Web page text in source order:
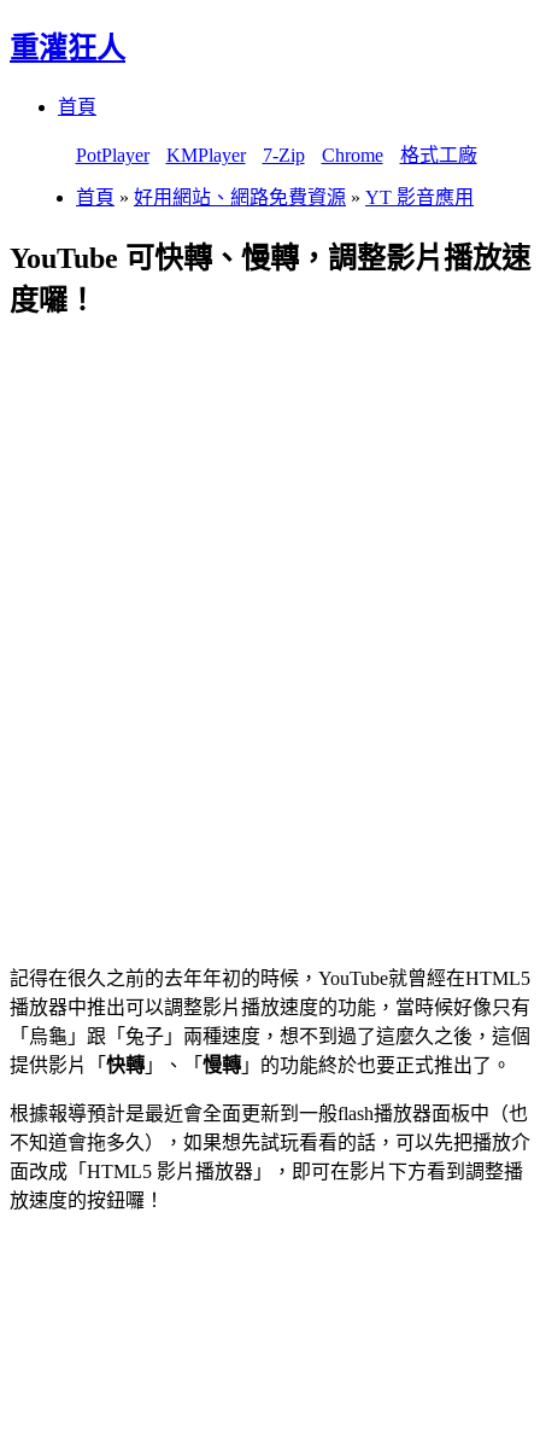
重灌狂人
首頁
PotPlayer KMPlayer 7-Zip Chrome 格式工廠
首頁 » 好用網站、網路免費資源 » YT 影音應用
YouTube 可快轉、慢轉，調整影片播放速
度囉！
記得在很久之前的去年年初的時候，YouTube就曾經在HTML5
播放器中推出可以調整影片播放速度的功能，當時候好像只有
「烏龜」跟「兔子」兩種速度，想不到過了這麼久之後，這個
提供影片「 快轉 」、「 慢轉 」的功能終於也要正式推出了。
根據報導預計是最近會全面更新到一般flash播放器面板中（也
不知道會拖多久），如果想先試玩看看的話，可以先把播放介
面改成「HTML5 影片播放器」，即可在影片下方看到調整播
放速度的按鈕囉！